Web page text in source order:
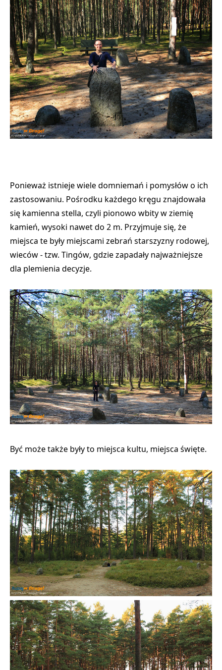
Ponieważ istnieje wiele domniemań i pomysłów o ich
zastosowaniu. Pośrodku każdego kręgu znajdowała
się kamienna stella, czyli pionowo wbity w ziemię
kamień, wysoki nawet do 2 m. Przyjmuje się, że
miejsca te były miejscami zebrań starszyzny rodowej,
wieców - tzw. Tingów, gdzie zapadały najważniejsze
dla plemienia decyzje.
Być może także były to miejsca kultu, miejsca święte.